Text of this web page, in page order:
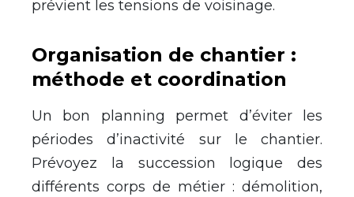
prévient les tensions de voisinage.
Organisation de chantier :
méthode et coordination
Un bon planning permet d’éviter les
périodes d’inactivité sur le chantier.
Prévoyez la succession logique des
différents corps de métier : démolition,